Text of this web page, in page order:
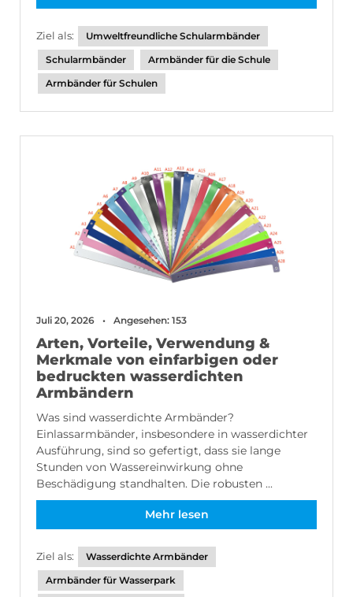
Ziel als:
Umweltfreundliche Schularmbänder
Schularmbänder
Armbänder für die Schule
Armbänder für Schulen
Juli 20, 2026 Angesehen: 153
Arten, Vorteile, Verwendung &
Merkmale von einfarbigen oder
bedruckten wasserdichten
Armbändern
Was sind wasserdichte Armbänder?
Einlassarmbänder, insbesondere in wasserdichter
Ausführung, sind so gefertigt, dass sie lange
Stunden von Wassereinwirkung ohne
Beschädigung standhalten. Die robusten ...
Mehr lesen
Ziel als:
Wasserdichte Armbänder
Armbänder für Wasserpark